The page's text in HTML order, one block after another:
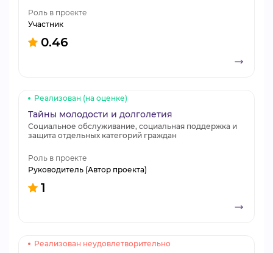
Роль в проекте
Участник
0.46
Реализован (на оценке)
Тайны молодости и долголетия
Социальное обслуживание, социальная поддержка и
защита отдельных категорий граждан
Роль в проекте
Руководитель (Автор проекта)
1
Реализован неудовлетворительно